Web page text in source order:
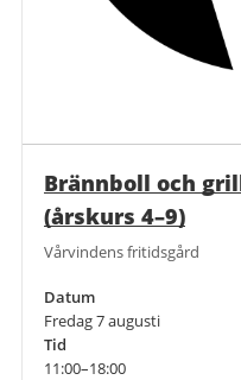
Brännboll och
(årskurs 4–9)
Vårvindens fritidsgård
Datum
Fredag 7 augusti
Tid
11:00–18:00